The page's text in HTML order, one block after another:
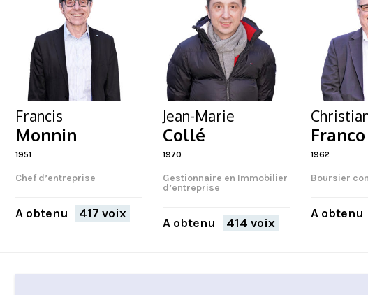
Francis
Monnin
1951
Chef d’entreprise
A obtenu 417 voix
Jean-Marie
Collé
1970
Gestionnaire en Immobilier
d’entreprise
A obtenu 414 voix
Franco
1962
Boursier
A obtenu